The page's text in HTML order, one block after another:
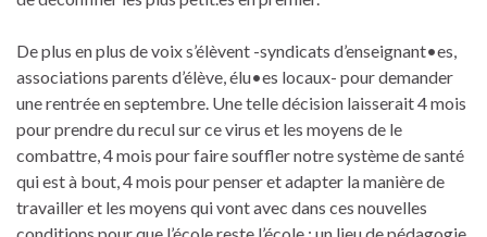
De plus en plus de voix s’élèvent -syndicats d’enseignant•es,
associations parents d’élève, élu•es locaux- pour demander
une rentrée en septembre. Une telle décision laisserait 4 mois
pour prendre du recul sur ce virus et les moyens de le
combattre, 4 mois pour faire souffler notre système de santé
qui est à bout, 4 mois pour penser et adapter la manière de
travailler et les moyens qui vont avec dans ces nouvelles